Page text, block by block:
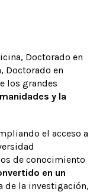
Doctorado en
Doctorado en
los grandes
y la
el acceso a
de conocimiento
en un
de la investigación,